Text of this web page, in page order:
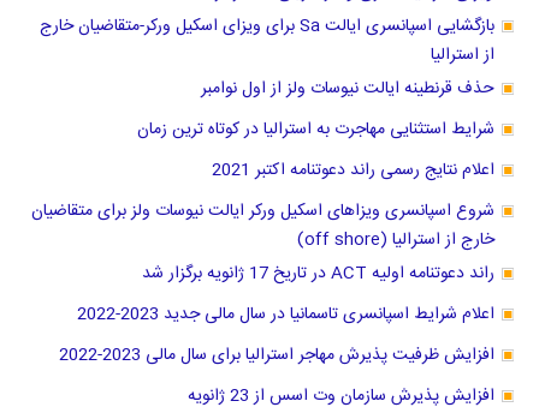
بازگشایی اسپانسری ایالت Sa برای ویزای اسکیل ورکر-متقاضیان خارج
از استرالیا
حذف قرنطینه ایالت نیوسات ولز از اول نوامبر
شرایط استثنایی مهاجرت به استرالیا در کوتاه ترین زمان
اعلام نتایج رسمی راند دعوتنامه اکتبر 2021
شروع اسپانسری ویزاهای اسکیل ورکر ایالت نیوسات ولز برای متقاضیان
خارج از استرالیا (off shore)
راند دعوتنامه اولیه ACT در تاریخ 17 ژانویه برگزار شد
اعلام شرایط اسپانسری تاسمانیا در سال مالی جدید 2023-2022
افزایش ظرفیت پذیرش مهاجر استرالیا برای سال مالی 2023-2022
افزایش پذیرش سازمان وت اسس از 23 ژانویه